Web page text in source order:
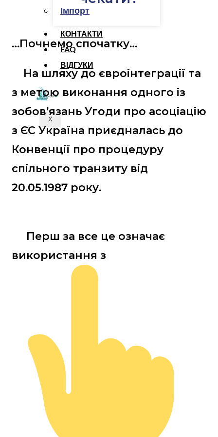
Імпорт
КОНТАКТИ
FAQ
ВІДГУКИ
X
…Почнемо спочатку…
На шляху до євроінтеграції та
з метою виконання одного із
зобов’язань Угоди про асоціацію
з ЄС Україна приєдналась до
Конвенції про процедуру
спільного транзиту від
20.05.1987 року.
Перш за все це означає
використання з